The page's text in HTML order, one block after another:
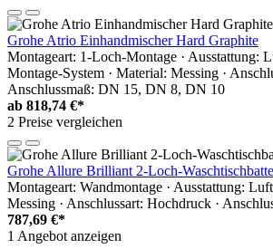
Grohe Atrio Einhandmischer Hard Graphite
Montageart: 1-Loch-Montage · Ausstattung:
Montage-System · Material: Messing ·
Anschlussmaß: DN 15, DN 8, DN 10
ab 818,74 €*
2 Preise vergleichen
Grohe Allure Brilliant 2-Loch-
Montageart: Wandmontage · Ausstattung:
Messing · Anschlussart: Hochdruck ·
787,69 €*
1 Angebot anzeigen